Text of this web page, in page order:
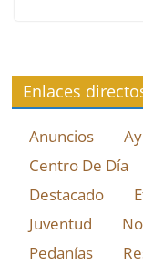
Enlaces
Anuncios
Centro De Día
Destacado
Juventud
Pedanías